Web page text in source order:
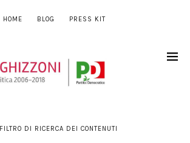
HOME BLOG PRESS KIT
FILTRO DI RICERCA DEI CONTENUTI